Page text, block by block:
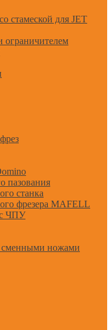
стамеской для JET
ограничителем
пазования
станка
фрезера MAFELL
с ЧПУ
сменными ножами